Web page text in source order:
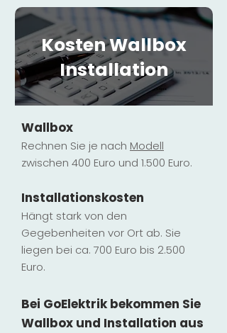
Kosten Wallbox
Installation
Wallbox
Rechnen Sie je nach Modell
zwischen 400 Euro und 1.500 Euro.
Installationskosten
Hängt stark von den
Gegebenheiten vor Ort ab. Sie
liegen bei ca. 700 Euro bis 2.500
Euro.
Bei GoElektrik bekommen Sie
Wallbox und Installation aus